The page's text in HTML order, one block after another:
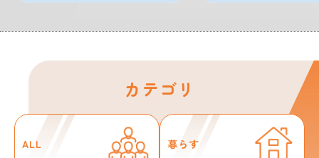
カテゴリ
ALL 暮らす